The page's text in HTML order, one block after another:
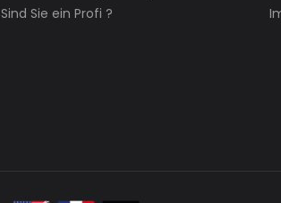
Sind Sie ein Profi ?